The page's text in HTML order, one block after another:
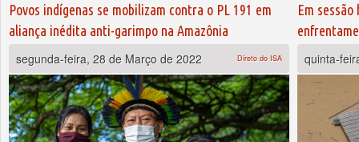
Povos indígenas se mobilizam contra o PL 191 em
aliança inédita anti-garimpo na Amazônia
segunda-feira, 28 de Março de 2022
Direto do ISA
Em
quinta-